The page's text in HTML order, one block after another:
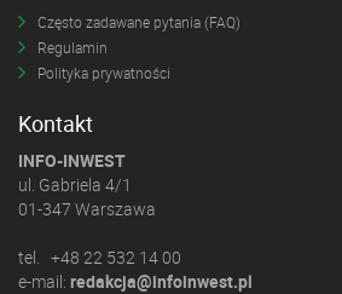
Często zadawane pytania (FAQ)
Regulamin
Polityka prywatności
Kontakt
INFO-INWEST
ul. Gabriela 4/1
01-347 Warszawa
tel. +48 22 532 14 00
e-mail: redakcja@infoinwest.pl